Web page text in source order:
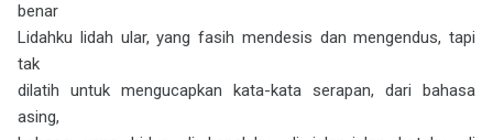
benar
Lidahku lidah ular, yang fasih mendesis dan mengendus, tapi
tak
dilatih untuk mengucapkan kata-kata serapan, dari bahasa
asing,